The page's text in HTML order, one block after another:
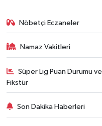
Nöbetçi Eczaneler
Namaz Vakitleri
Süper Lig Puan Durumu ve
Fikstür
Son Dakika Haberleri